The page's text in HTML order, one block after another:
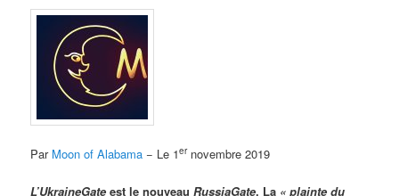
Par Moon of Alabama − Le 1ernovembre 2019
L’UkraineGate est le nouveauRussiaGate. La « plainte du